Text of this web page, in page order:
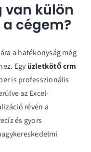
van külön
a cégem?
a hatékonyság még
Egy üzletkötő crm
is professzionális
az Excel-
révén a
és gyors